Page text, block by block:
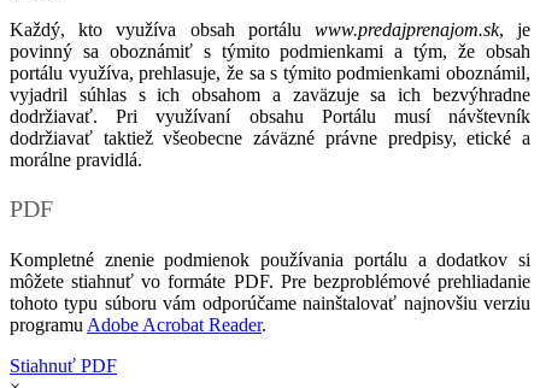
Každý, kto využíva obsah portálu www.predajprenajom.sk, je
povinný sa oboznámiť s týmito podmienkami a tým, že obsah
portálu využíva, prehlasuje, že sa s týmito podmienkami oboznámil,
vyjadril súhlas s ich obsahom a zaväzuje sa ich bezvýhradne
dodržiavať. Pri využívaní obsahu Portálu musí návštevník
dodržiavať taktiež všeobecne záväzné právne predpisy, etické a
morálne pravidlá.
PDF
Kompletné znenie podmienok používania portálu a dodatkov si
môžete stiahnuť vo formáte PDF. Pre bezproblémové prehliadanie
tohoto typu súboru vám odporúčame nainštalovať najnovšiu verziu
programu Adobe Acrobat Reader.
Stiahnuť PDF